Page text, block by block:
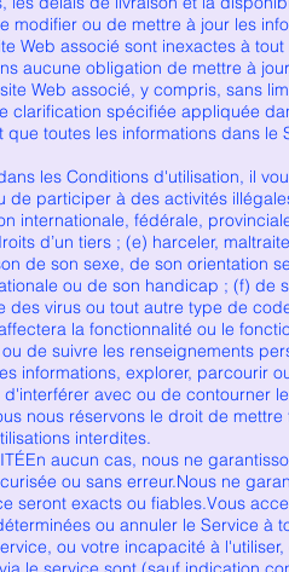
modifier ou de mettre à jour les
Web associé sont inexactes à tout
aucune obligation de mettre à
Web associé, y compris, sans
clarification spécifiée appliquée
toutes les informations dans le
les Conditions d'utilisation, il
de participer à des activités
internationale, fédérale,
d’un tiers ; (e) harceler,
de son sexe, de son orientation
ou de son handicap ; (f) de
des virus ou tout autre type de
la fonctionnalité ou le
de suivre les renseignements
informations, explorer, parcourir
avec ou de contourner
nous réservons le droit de mettre
interdites.
aucun cas, nous ne
ou sans erreur.Nous ne
seront exacts ou fiables.Vous
ou annuler le Service à
ou votre incapacité à l'utiliser,